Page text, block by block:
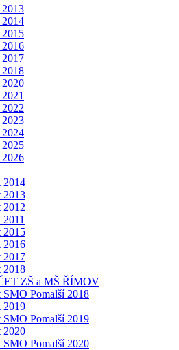
2013
2014
2015
2016
2017
2018
2020
2023
2024
2025
2026
2014
2013
2012
2015
2016
2017
2018
ZŠ a MŠ ŘÍMOV
SMO Pomalší 2018
2019
SMO Pomalší 2019
2020
SMO Pomalší 2020